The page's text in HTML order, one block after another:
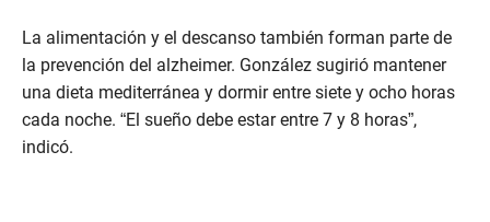
La alimentación y el descanso también forman parte de
la prevención del alzheimer. González sugirió mantener
una dieta mediterránea y dormir entre siete y ocho horas
cada noche. “El sueño debe estar entre 7 y 8 horas”,
indicó.